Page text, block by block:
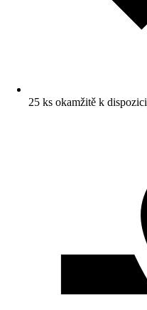
25 ks okamžitě k dispozici